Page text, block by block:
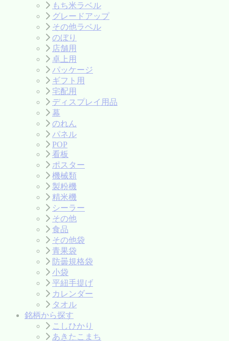
もち米ラベル
グレードアップ
その他ラベル
のぼり
店舗用
卓上用
パッケージ
ギフト用
宅配用
ディスプレイ用品
幕
のれん
パネル
POP
看板
ポスター
機械類
製粉機
精米機
シーラー
その他
食品
その他袋
青果袋
防曇規格袋
小袋
平紐手提げ
カレンダー
タオル
銘柄から探す
こしひかり
あきたこまち